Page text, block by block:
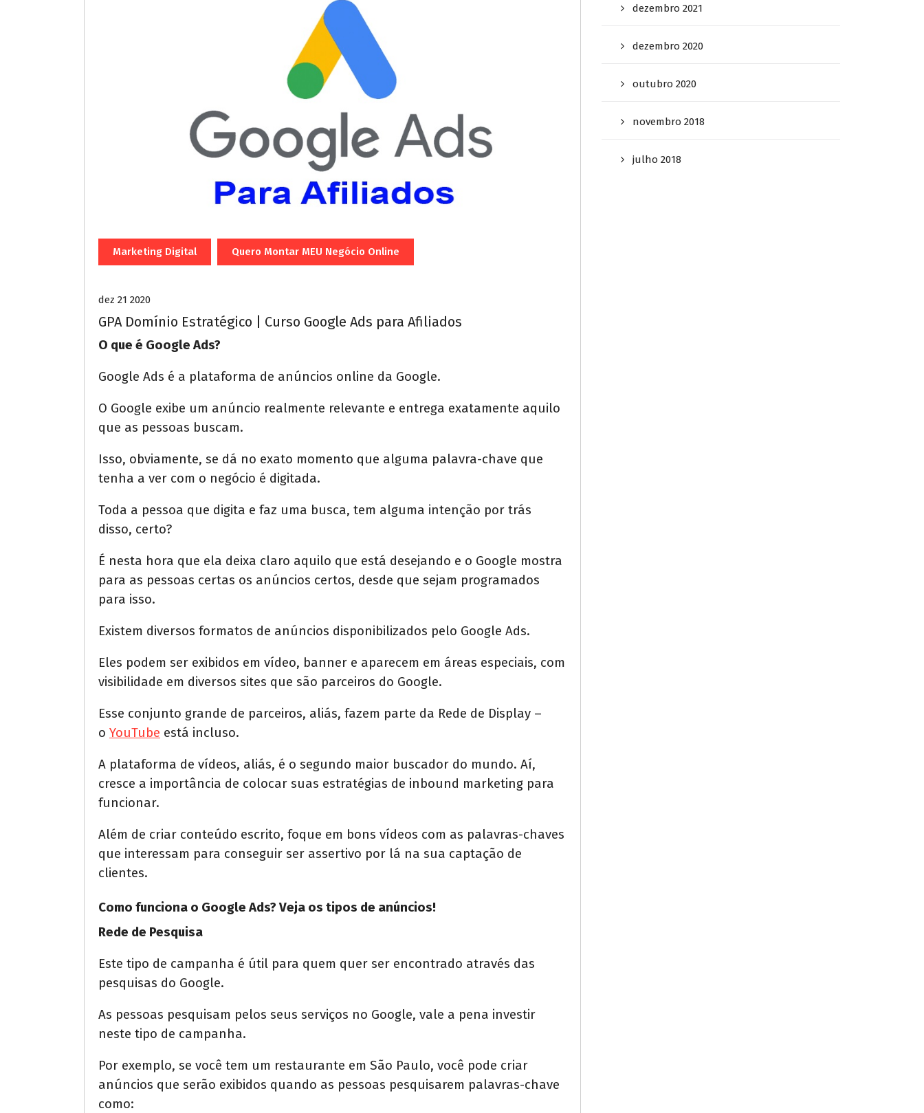
Marketing Digital Quero Montar MEU Negócio Online
dez 21 2020
GPA Domínio Estratégico | Curso Google Ads para Afiliados
O que é Google Ads?
Google Ads é a plataforma de anúncios online da Google.
O Google exibe um anúncio realmente relevante e entrega exatamente aquilo
que as pessoas buscam.
Isso, obviamente, se dá no exato momento que alguma palavra-chave que
tenha a ver com o negócio é digitada.
Toda a pessoa que digita e faz uma busca, tem alguma intenção por trás
disso, certo?
É nesta hora que ela deixa claro aquilo que está desejando e o Google mostra
para as pessoas certas os anúncios certos, desde que sejam programados
para isso.
Existem diversos formatos de anúncios disponibilizados pelo Google Ads.
Eles podem ser exibidos em vídeo, banner e aparecem em áreas especiais, com
visibilidade em diversos sites que são parceiros do Google.
Esse conjunto grande de parceiros, aliás, fazem parte da Rede de Display –
o YouTube está incluso.
A plataforma de vídeos, aliás, é o segundo maior buscador do mundo. Aí,
cresce a importância de colocar suas estratégias de inbound marketing para
funcionar.
Além de criar conteúdo escrito, foque em bons vídeos com as palavras-chaves
que interessam para conseguir ser assertivo por lá na sua captação de
clientes.
Como funciona o Google Ads? Veja os tipos de anúncios!
Rede de Pesquisa
Este tipo de campanha é útil para quem quer ser encontrado através das
pesquisas do Google.
As pessoas pesquisam pelos seus serviços no Google, vale a pena investir
neste tipo de campanha.
Por exemplo, se você tem um restaurante em São Paulo, você pode criar
anúncios que serão exibidos quando as pessoas pesquisarem palavras-chave
como:
dezembro 2021
dezembro 2020
outubro 2020
novembro 2018
julho 2018